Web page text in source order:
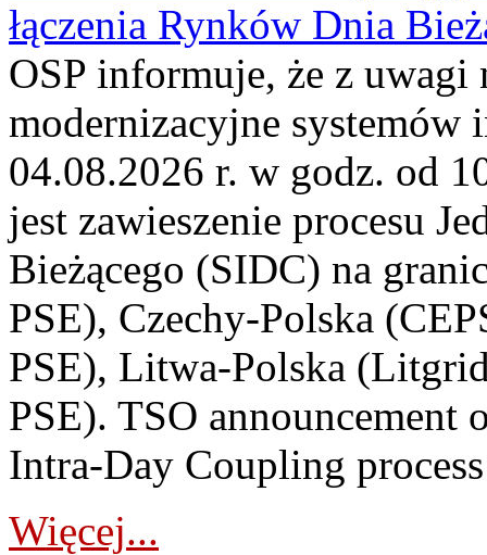
łączenia Rynków Dnia
OSP informuje, że z uwagi
modernizacyjne
04.08.2026 r. w godz. od
jest zawieszenie procesu
Bieżącego (SIDC) na
PSE), Czechy-Polska
PSE), Litwa-Polska
PSE). TSO announcement
Intra-Day Coupling
Więcej...